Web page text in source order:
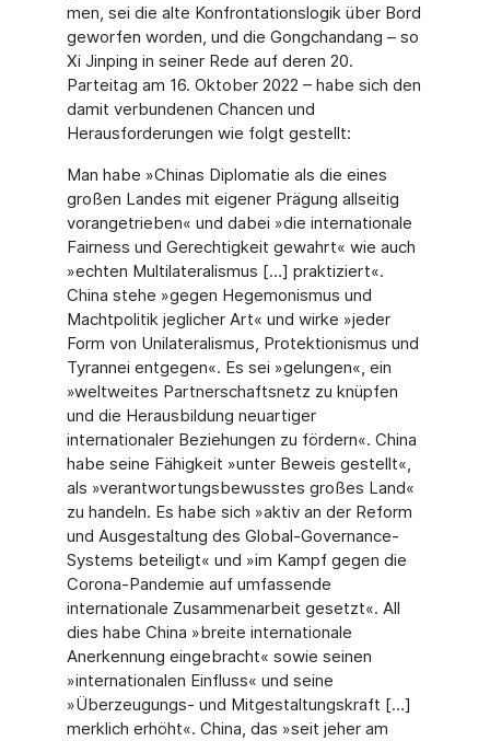
men, sei die alte Konfrontationslogik über Bord
geworfen worden, und die Gongchandang – so
Xi Jinping in seiner Rede auf deren 20.
Parteitag am 16. Oktober 2022 – habe sich den
damit verbundenen Chancen und
Herausforderungen wie folgt gestellt:
Man habe »Chinas Diplomatie als die eines
großen Landes mit eigener Prägung allseitig
vorangetrieben« und dabei »die internationale
Fairness und Gerechtigkeit gewahrt« wie auch
»echten Multilateralismus […] praktiziert«.
China stehe »gegen Hegemonismus und
Machtpolitik jeglicher Art« und wirke »jeder
Form von Unilateralismus, Protektionismus und
Tyrannei entgegen«. Es sei »gelungen«, ein
»weltweites Partnerschaftsnetz zu knüpfen
und die Herausbildung neuartiger
internationaler Beziehungen zu fördern«. China
habe sei­ne Fähigkeit »unter Beweis gestellt«,
als »verantwortungsbewusstes großes Land«
zu han­deln. Es habe sich »aktiv an der Reform
und Ausgestaltung des Global-Governance-
Sys­tems beteiligt« und »im Kampf gegen die
Corona-Pandemie auf umfassende
internationale Zusammenarbeit gesetzt«. All
dies habe China »breite internationale
Anerkennung einge­bracht« sowie seinen
»internationalen Einfluss« und seine
»Überzeugungs- und Mitgestal­tungskraft […]
merklich erhöht«. China, das »seit jeher am